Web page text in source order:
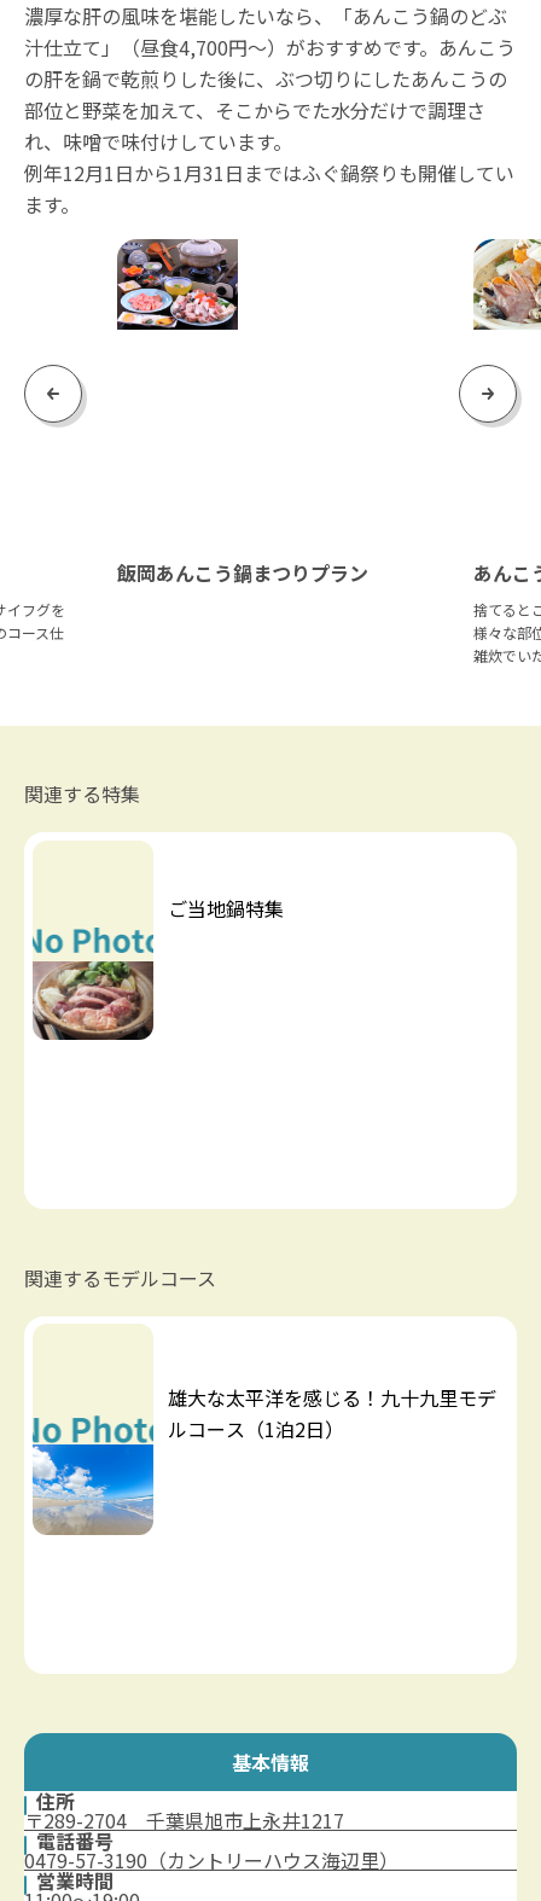
濃厚な肝の風味を堪能したいなら、「あんこう鍋のどぶ
汁仕立て」（昼食4,700円〜）がおすすめです。あんこう
の肝を鍋で乾煎りした後に、ぶつ切りにしたあんこうの
部位と野菜を加えて、そこからでた水分だけで調理さ
れ、味噌で味付けしています。
例年12月1日から1月31日まではふぐ鍋祭りも開催してい
ます。
Previous
イフグを
コース仕
飯岡あんこう鍋まつりプラン あんこ
捨てると
様々な部
雑炊でい
Next
関連する特集
ご当地鍋特集
関連するモデルコース
雄大な太平洋を感じる！九十九里モデ
ルコース（1泊2日）
基本情報
住所
〒289-2704 千葉県旭市上永井1217
電話番号
0479-57-3190（カントリーハウス海辺里）
営業時間